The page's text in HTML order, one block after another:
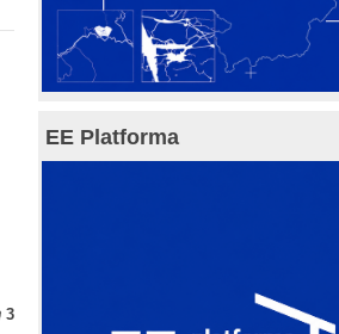
3
EE Platforma